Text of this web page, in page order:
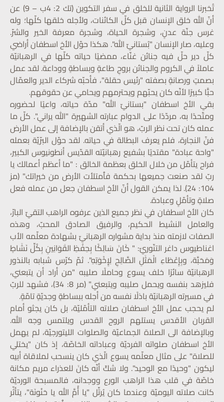
تُخبرنا الرواية الثانية للخلق في سفر التكوين (تك 2: 4ب – 9) عن
أنّ الله خلق الإنسان قبل كلّ الكائنات، ولأجله خلقها كلّها؛ وله
غرس جنّة عدنٍ، وشجرة الحياة، وشجرة معرفة الخير والشرّ.
وعليه، صار الإنسان "بُستانيّ الله". هكذا حوّل الأخ اسطفان أراضي
كلّ دير حلّ فيه جنائن غنّاء، ممضيًا حياته كلّها في الرهبانيّة
عاملاً في الكروم والجنائن بروحِ طاعةٍ وبساطةٍ ووداعة. لقد عمل
بصمتٍ ورصانةٍ بصفته "رئيس حقلة"، فأحبّه شركاء الدير والعمّال
حبًّا كبيرًا لأنّه كان يحبّهم ويحترمهم ويحامي عن حقوقهم.
بقي الأخ اسطفان "بستانيّ الله" مدّة حياته، واعيًا لحضوره
ومتّحدًا به، مردّدًا على الدوام عبارته الشهيرة "الله يراني". كلّ ما
عمله كان تحت نظر الربّ، هو الّذي أتقن بالإضافة إلى عمل الأرض
فنّ النجارة، فلم يعرف البطالة في حياته. لقد حوّل البرّيّة بعمله
"واحة عبادة" مقتديًا بشفيع رهبانيّته القدّيس أنطونيوس الكبير،
فراح يتأمّل من خلال الخلق بعظمة الخالق : "ما أعظم أعمالك يا
ربّ لقد صنعت جميعها بحكمة فٱمتلأت الأرض من خيراتك" (مز
104: 24). لذا يمكن القول أنّ الأخ اسطفان جعل من عمله فعل
صلاةٍ وتأمّلٍ وعبادة.
كان الأخ اسطفان في نظر جميع الذين عرفوه الراهب التقيّ البارّ،
والعامل النشيط الحكيم، والرفيق الصادق المحبّ، وهذه
الصفات لازمته منذ بداية مشواره الرهبانيّ بشهادة معلّمه الأب
اغناطيوس داغر التنّوريّ: " كَانَ سَالِكًا بِحِفْظِ القَوَانِينِ بِكُلِّ نَشَاطٍ
وَمَحَبَّة، وبِإِعْطَاءِ الْمَثَلِ الصَّالِحِ لِإِخْوَتِهِ". ثمّ كرّس شبابه بالنذور
الرهبانيّة سائرًا خلف يسوع وحاملًا صليبه "من أراد أن يتبعني،
فليزهد بنفسه ويحمل صليبه ويتبعني" (مر 8: 34)، فشهد للربّ
في مسيرته الرهبانيّة باذلًا نفسه من أجله ببساطةٍ وجديّةٍ تامّةٍ.
لم يحجب عمل الأخ اسطفان صلاته التأمّليّة، بل كان يجثو أمام
القربان الأقدس يستلهم الروح القدس ويلتمس وجه الله.
وبالإضافة الى الصلاة الجماعيّة والصلوات الليتورجيّة، لم يهمل
الأخ اسطفان صلواته الفرديّة وعباداته الخاصّة، إذ كان "يختلي
للصلاة" على مثال معلّمه يسوع الّذي كان ينسحب لملاقاة أبيه
ليكون "وحيدًا مع الوحيد". ولا شكّ أنّه كانَ للعذراء مريم مكانة
خاصّة في قلب هذا الراهب الورع ووجدانه، فالمسبحة الورديّة
كانت صلاته اليوميّة وعندما كان يُرتِّل "يا أُمَّ الله يا حَنُونَة"، يتأثّر